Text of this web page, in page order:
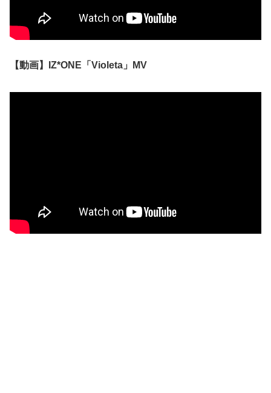
【動画】IZ*ONE「Violeta」MV